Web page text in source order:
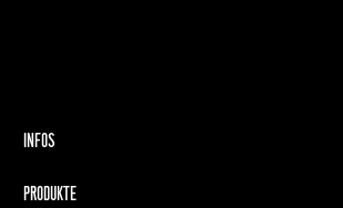
INFOS
PRODUKTE